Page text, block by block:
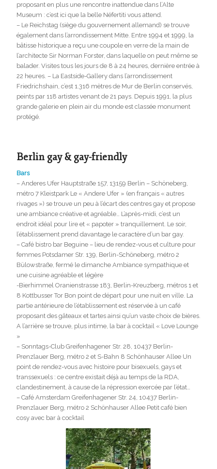
proposant en plus une rencontre inattendue dans l’Alte
Museum : c’est ici que la belle Néfertiti vous attend.
– Le Reichstag (siège du gouvernement allemand) se trouve
également dans l’arrondissement Mitte. Entre 1994 et 1999, la
bâtisse historique a reçu une coupole en verre de la main de
l’architecte Sir Norman Forster, dans laquelle on peut même se
balader. Visites tous les jours de 8 à 24 heures, dernière entrée à
22 heures. – La Eastside-Gallery dans l’arrondissement
Friedrichshain, c’est 1.316 mètres de Mur de Berlin conservés,
peints par 118 artistes venant de 21 pays. Depuis 1991, la plus
grande galerie en plein air du monde est classée monument
protégé.
Berlin gay & gay-friendly
Bars
– Anderes Ufer Hauptstraße 157, 13159 Berlin – Schöneberg,
métro 7 Kleistpark Le « Andere Ufer » (en français « autres
rivages ») se trouve un peu à l’écart des centres gay et propose
une ambiance créative et agréable… L’après-midi, c’est un
endroit idéal pour lire et « papoter » tranquillement. Le soir,
l’établissement prend davantage le caractère d’un bar gay.
– Café bistro bar Beguine – lieu de rendez-vous et culture pour
femmes Potsdamer Str. 139, Berlin-Schöneberg, métro 2
Bülowstraße, fermé le dimanche Ambiance sympathique et
une cuisine agréable et légère
-Bierhimmel Oranienstrasse 183, Berlin-Kreuzberg, métros 1 et
8 Kottbusser Tor Bon point de départ pour une nuit en ville. La
partie antérieure de l’établissement est réservée à un café
proposant des gâteaux et tartes ainsi qu’un vaste choix de bières.
A l’arrière se trouve, plus intime, la bar à cocktail « Love Lounge
»
– Sonntags-Club Greifenhagener Str. 28, 10437 Berlin-
Prenzlauer Berg, métro 2 et S-Bahn 8 Schönhauser Allee Un
point de rendez-vous avec histoire pour bisexuels, gays et
transsexuels : ce centre existait déjà au temps de la RDA,
clandestinement, à cause de la répression exercée par l’état…
– Café Amsterdam Greifenhagener Str. 24, 10437 Berlin-
Prenzlauer Berg, métro 2 Schönhauser Allee Petit café bien
cosy avec bar à cocktail